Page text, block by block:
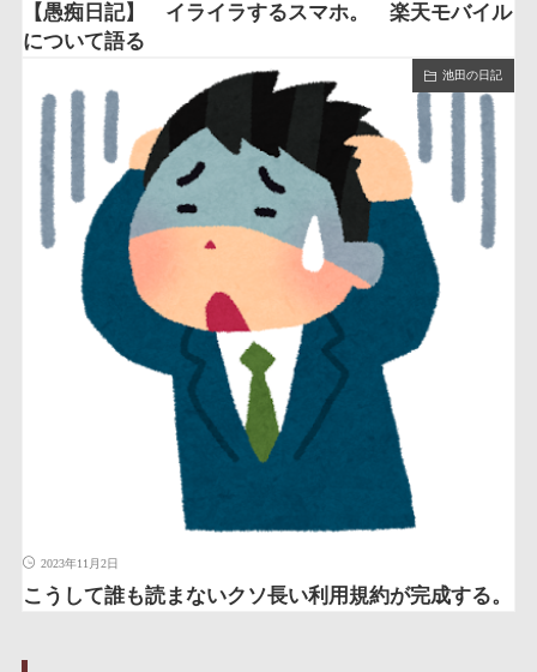
【愚痴日記】 イライラするスマホ。 楽天モバイル
について語る
池田の日記
2023年11月2日
こうして誰も読まないクソ長い利用規約が完成する。